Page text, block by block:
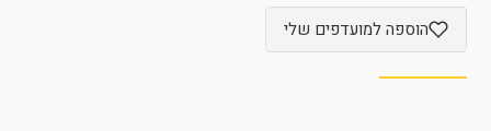
הוספה למועדפים שלי